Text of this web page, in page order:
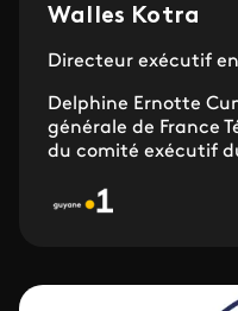
Walles Kotra
Directeur exécutif
Delphine Ernotte
générale de France
du comité exécutif